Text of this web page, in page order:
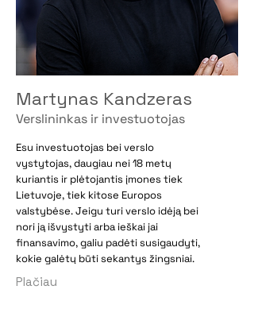
Martynas Kandzeras
Verslininkas ir investuotojas
Esu investuotojas bei verslo
vystytojas, daugiau nei 18 metų
kuriantis ir plėtojantis įmones tiek
Lietuvoje, tiek kitose Europos
valstybėse. Jeigu turi verslo idėją bei
nori ją išvystyti arba ieškai jai
finansavimo, galiu padėti susigaudyti,
kokie galėtų būti sekantys žingsniai.
Plačiau